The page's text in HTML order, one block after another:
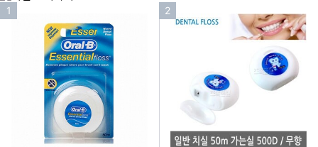
인1
인
2